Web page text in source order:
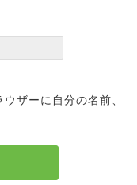
ザーに自分の名前、